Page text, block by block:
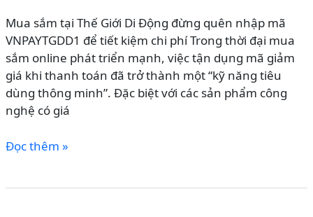
Mua sắm tại Thế Giới Di Động đừng quên nhập mã
VNPAYTGDD1 để tiết kiệm chi phí Trong thời đại mua
sắm online phát triển mạnh, việc tận dụng mã giảm
giá khi thanh toán đã trở thành một “kỹ năng tiêu
dùng thông minh”. Đặc biệt với các sản phẩm công
nghệ có giá
NHẬP
Đọc thêm »